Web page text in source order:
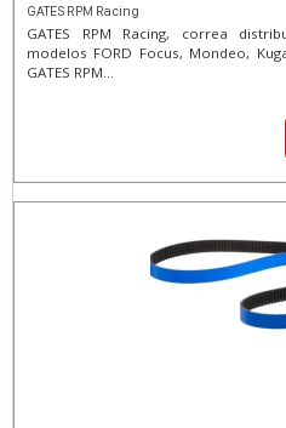
GATES RPM Racing
GATES RPM Racing, correa
modelos FORD Focus, Mondeo,
GATES RPM...